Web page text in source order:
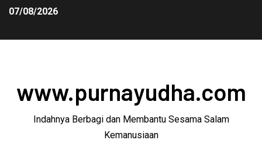
07/08/2026
www.purnayudha.com
Indahnya Berbagi dan Membantu Sesama Salam
Kemanusiaan